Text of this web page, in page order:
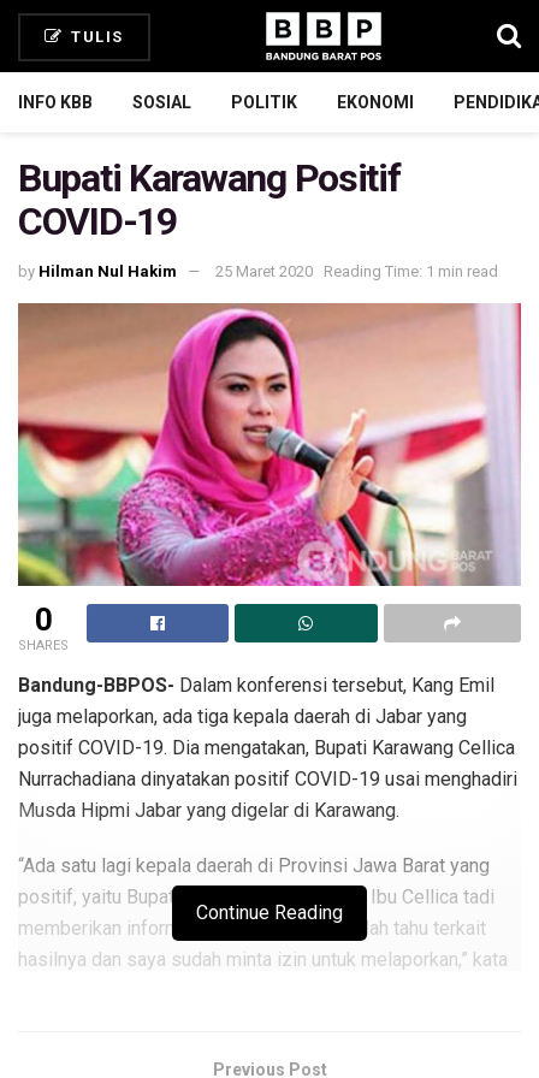
TULIS
INFO KBB SOSIAL POLITIK EKONOMI
Bupati Karawang Positif
COVID-19
by Hilman Nul Hakim 25 Maret 2020 Reading Time: 1 min read
0
SHARES
Bandung-BBPOS- Dalam konferensi tersebut, Kang Emil
juga melaporkan, ada tiga kepala daerah di Jabar yang
positif COVID-19. Dia mengatakan, Bupati Karawang Cellica
Nurrachadiana dinyatakan positif COVID-19 usai menghadiri
Musda Hipmi Jabar yang digelar di Karawang.
“Ada satu lagi kepala daerah di Provinsi Jawa Barat yang
positif, yaitu Bupati Karawang, Ibu Cellica. Ibu Cellica tadi
memberikan informasi yang juga saya sudah tahu terkait
hasilnya dan saya sudah minta izin untuk melaporkan,” kata
Continue Reading
Previous Post